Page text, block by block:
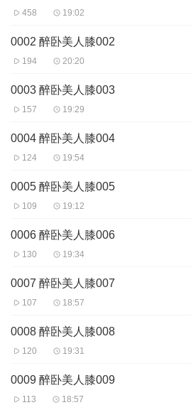
458 19:02
0002 醉卧美人膝002
194 20:20
0003 醉卧美人膝003
157 19:29
0004 醉卧美人膝004
124 19:54
0005 醉卧美人膝005
109 19:12
0006 醉卧美人膝006
130 19:34
0007 醉卧美人膝007
107 18:57
0008 醉卧美人膝008
120 19:31
0009 醉卧美人膝009
113 18:57